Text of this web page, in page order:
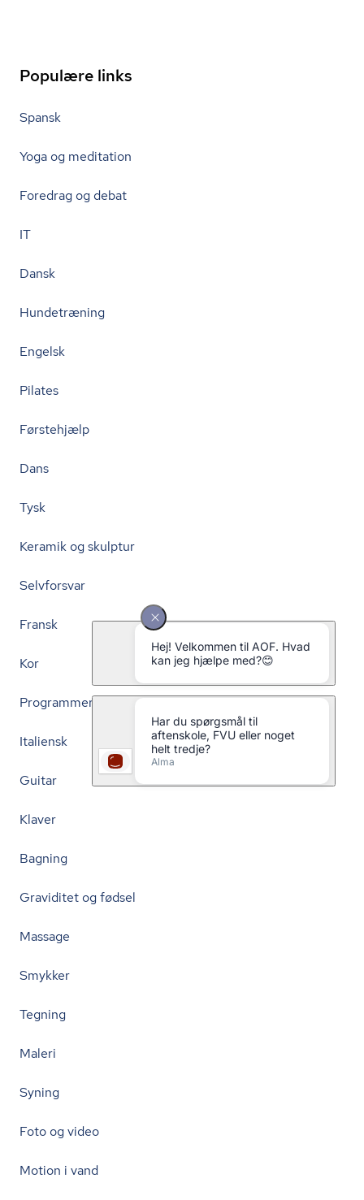
Populære links
Spansk
Yoga og meditation
Foredrag og debat
IT
Dansk
Hundetræning
Engelsk
Pilates
Førstehjælp
Dans
Tysk
Keramik og skulptur
Selvforsvar
Fransk
Kor
Programmering
Italiensk
Guitar
Klaver
Bagning
Graviditet og fødsel
Massage
Smykker
Tegning
Maleri
Syning
Foto og video
Motion i vand